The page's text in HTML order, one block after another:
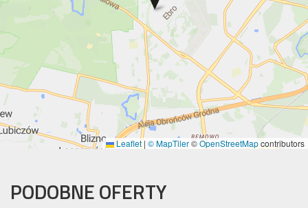
Leaflet | © MapTiler©OpenStreetMapcontributors
PODOBNE OFERTY